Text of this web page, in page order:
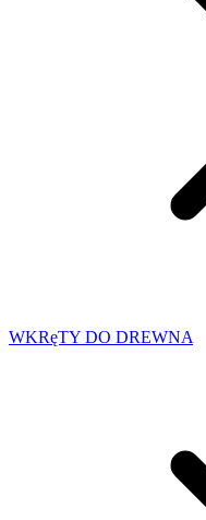
WKRęTY DO DREWNA